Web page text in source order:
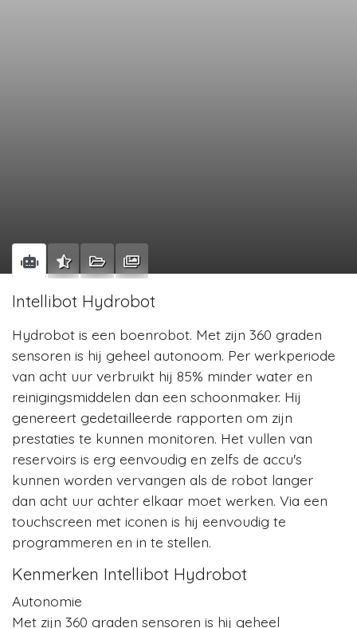
Intellibot Hydrobot
Hydrobot is een boenrobot. Met zijn 360 graden
sensoren is hij geheel autonoom. Per werkperiode
van acht uur verbruikt hij 85% minder water en
reinigingsmiddelen dan een schoonmaker. Hij
genereert gedetailleerde rapporten om zijn
prestaties te kunnen monitoren. Het vullen van
reservoirs is erg eenvoudig en zelfs de accu's
kunnen worden vervangen als de robot langer
dan acht uur achter elkaar moet werken. Via een
touchscreen met iconen is hij eenvoudig te
programmeren en in te stellen.
Kenmerken Intellibot Hydrobot
Autonomie
Met zijn 360 graden sensoren is hij geheel